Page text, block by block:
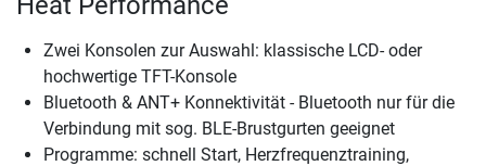
Zwei Konsolen zur Auswahl: klassische LCD- oder
hochwertige TFT-Konsole
Bluetooth & ANT+ Konnektivität - Bluetooth nur für die
Verbindung mit sog. BLE-Brustgurten geeignet
Programme: schnell Start, Herzfrequenztraining,